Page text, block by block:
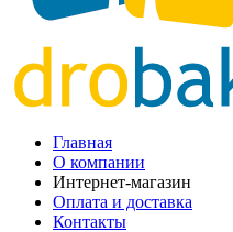
Главная
О компании
Интернет-магазин
Оплата и доставка
Контакты